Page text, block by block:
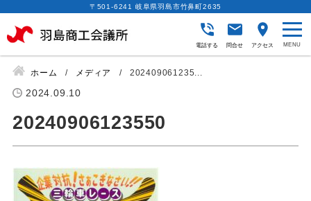
〒501-6241 岐阜県羽島市竹鼻町2635
電話する 問合せ アクセス
ホーム メディア 202409061235...
2024.09.10
20240906123550